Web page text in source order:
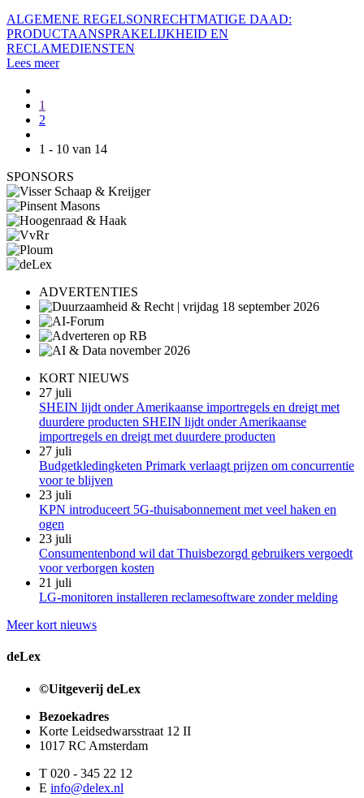
ALGEMENE REGELSONRECHTMATIGE DAAD:
PRODUCTAANSPRAKELIJKHEID EN
RECLAMEDIENSTEN
Lees meer
1
2
1 - 10 van 14
SPONSORS
ADVERTENTIES
KORT NIEUWS
27 juli
SHEIN lijdt onder Amerikaanse importregels en dreigt met
duurdere producten SHEIN lijdt onder Amerikaanse
importregels en dreigt met duurdere producten
27 juli
Budgetkledingketen Primark verlaagt prijzen om concurrentie
voor te blijven
23 juli
KPN introduceert 5G-thuisabonnement met veel haken en
ogen
23 juli
Consumentenbond wil dat Thuisbezorgd gebruikers vergoedt
voor verborgen kosten
21 juli
LG-monitoren installeren reclamesoftware zonder melding
Meer kort nieuws
deLex
©Uitgeverij deLex
Bezoekadres
Korte Leidsedwarsstraat 12 II
1017 RC Amsterdam
T 020 - 345 22 12
E info@delex.nl